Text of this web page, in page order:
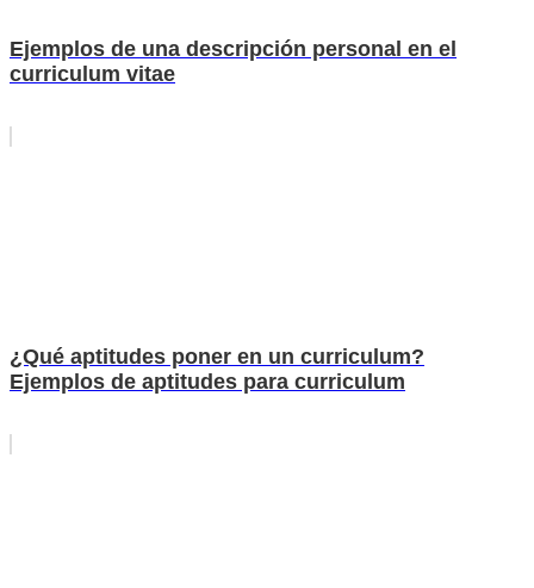
Ejemplos de una descripción personal en el
curriculum vitae
¿Qué aptitudes poner en un curriculum?
Ejemplos de aptitudes para curriculum